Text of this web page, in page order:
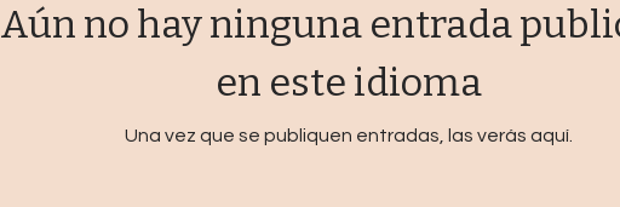
Aún no hay ninguna entrada
en este idioma
Una vez que se publiquen entradas, las verás aquí.